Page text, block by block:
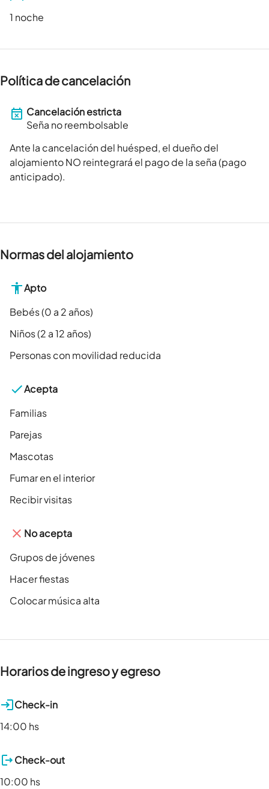
1 noche
Política de cancelación
Cancelación estricta
Seña no reembolsable
Ante la cancelación del huésped, el dueño del
alojamiento NO reintegrará el pago de la seña (pago
anticipado).
Normas del alojamiento
Apto
Bebés (0 a 2 años)
Niños (2 a 12 años)
Personas con movilidad reducida
Acepta
Familias
Parejas
Mascotas
Fumar en el interior
Recibir visitas
No acepta
Grupos de jóvenes
Hacer fiestas
Colocar música alta
Horarios de ingreso y egreso
Check-in
14:00 hs
Check-out
10:00 hs